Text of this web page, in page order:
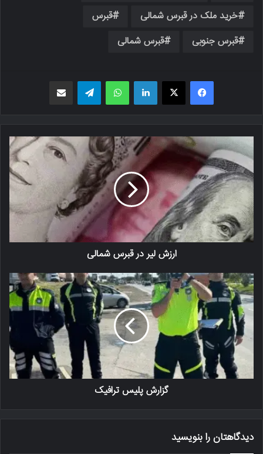
خرید ملک در قبرس شمالی
قبرس
قبرس جنوبی
قبرس شمالی
فیسبوک X لینکدین واتس اپ
ارزش لیر در قبرس شمالی
گزارش پلیس ترافیک
دیدگاهتان را بنویسید